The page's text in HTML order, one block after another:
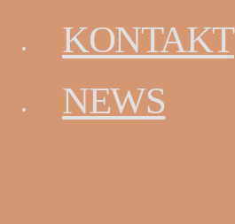
KONTAKT
NEWS